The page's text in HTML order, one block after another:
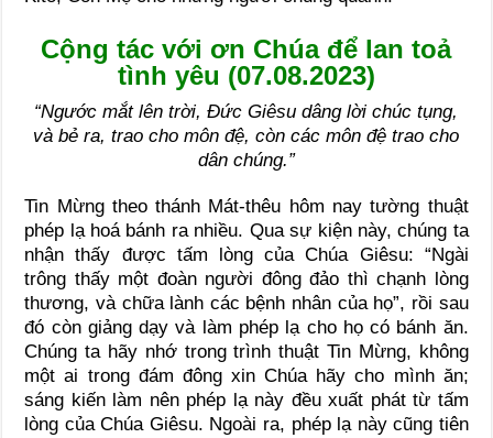
Cộng tác với ơn Chúa để lan toả
tình yêu (07.08.2023)
“Ngước mắt lên trời, Đức Giêsu dâng lời chúc tụng,
và bẻ ra, trao cho môn đệ, còn các môn đệ trao cho
dân chúng.”
Tin Mừng theo thánh Mát-thêu hôm nay tường thuật
phép lạ hoá bánh ra nhiều. Qua sự kiện này, chúng ta
nhận thấy được tấm lòng của Chúa Giêsu: “Ngài
trông thấy một đoàn người đông đảo thì chạnh lòng
thương, và chữa lành các bệnh nhân của họ”, rồi sau
đó còn giảng dạy và làm phép lạ cho họ có bánh ăn.
Chúng ta hãy nhớ trong trình thuật Tin Mừng, không
một ai trong đám đông xin Chúa hãy cho mình ăn;
sáng kiến làm nên phép lạ này đều xuất phát từ tấm
lòng của Chúa Giêsu. Ngoài ra, phép lạ này cũng tiên